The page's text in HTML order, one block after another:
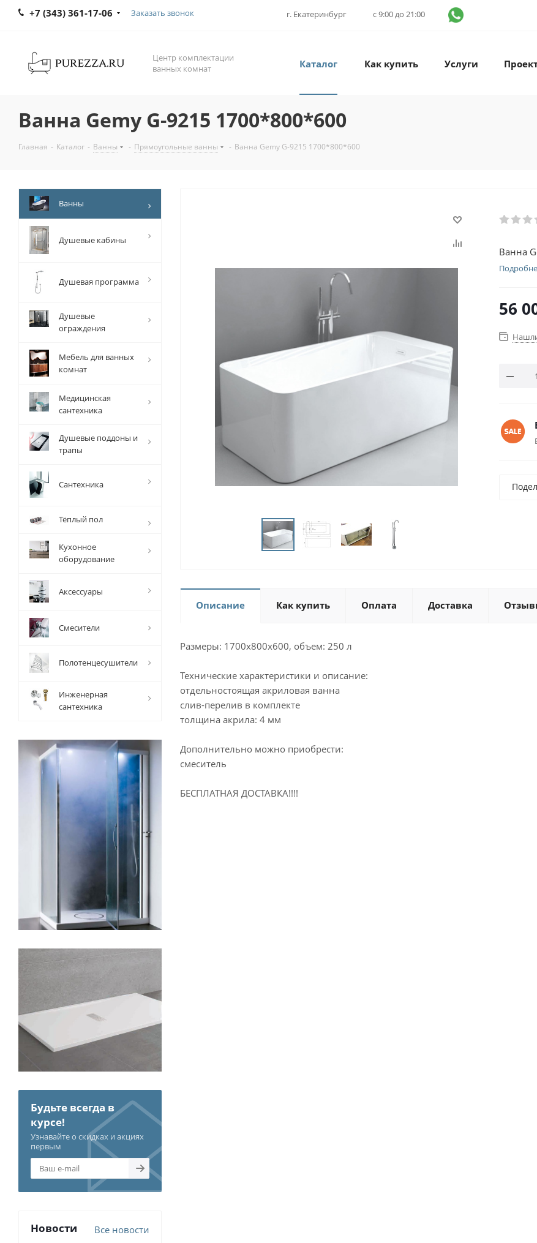
+7 (343) 361-17-06 Заказать звонок г. Екатеринбург с 9:00 до 21:00
Центр комплектации
ванных комнат
Каталог Как купить Услуги
Ванна Gemy G-9215 1700*800*600
Главная - Каталог - Ванны - Прямоугольные ванны - Ванна Gemy G-9215 1700*800*600
Ванна
56
Описание Как купить Оплата Доставка
Размеры: 1700х800х600, объем: 250 л
Технические характеристики и описание:
отдельностоящая акриловая ванна
слив-перелив в комплекте
толщина акрила: 4 мм
Дополнительно можно приобрести:
смеситель
БЕСПЛАТНАЯ ДОСТАВКА!!!!
Ванны
Душевые кабины
Душевая программа
Душевые
ограждения
Мебель для ванных
комнат
Медицинская
сантехника
Душевые поддоны и
трапы
Сантехника
Тёплый пол
Кухонное
оборудование
Аксессуары
Смесители
Полотенцесушители
Инженерная
сантехника
Будьте всегда в
курсе!
Узнавайте о скидках и акциях
первым
Новости Все новости